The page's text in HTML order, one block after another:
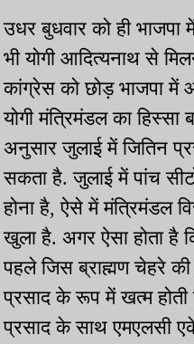
उधर बुधवार को ही भाजपा
भी योगी आदित्यनाथ से
कांग्रेस को छोड़ भाजपा में
योगी मंत्रिमंडल का
अनुसार जुलाई में जितिन
सकता है. जुलाई में पांच
होना है, ऐसे में मंत्रिमंडल
खुला है. अगर ऐसा होता है
पहले जिस ब्राह्मण चेहरे की
प्रसाद के रूप में खत्म होती
प्रसाद के साथ एमएलसी एके